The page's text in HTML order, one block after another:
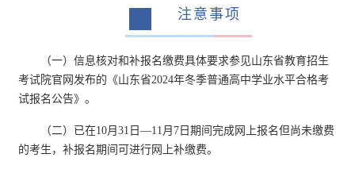
春季高考
培训课程
资讯中心 政策解读
注意事项
（一）信息核对和补报名缴费具体要求参见山东省教育招生
考试院官网发布的《山东省2024年冬季普通高中学业水平合格考
试报名公告》。
（二）已在10月31日—11月7日期间完成网上报名但尚未缴费
的考生，补报名期间可进行网上补缴费。